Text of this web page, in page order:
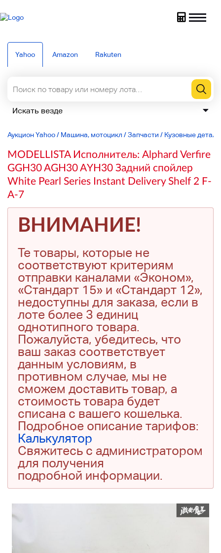
Yahoo Amazon Rakuten
Аукцион Yahoo/ Машина, мотоцикл /Запчасти / Кузовные
MODELLISTA Исполнитель: Alphard Verfire
GGH30 AGH30 AYH30 Задний спойлер
White Pearl Series Instant Delivery Shelf 2 F-
A-7
ВНИМАНИЕ!
Те товары, которые не
соответствуют критериям
отправки каналами «Эконом»,
«Стандарт 15» и «Стандарт 12»,
недоступны для заказа, если в
лоте более 3 единиц
однотипного товара.
Пожалуйста, убедитесь, что
ваш заказ соответствует
данным условиям, в
противном случае, мы не
сможем доставить товар, а
стоимость товара будет
списана с вашего кошелька.
Подробное описание тарифов:
Калькулятор
Свяжитесь с администратором
для получения
подробной информации.